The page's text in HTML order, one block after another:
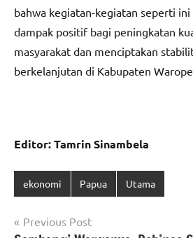
bahwa kegiatan-kegiatan seperti
dampak positif bagi peningkatan
masyarakat dan menciptakan
berkelanjutan di Kabupaten
Editor: Tamrin Sinambela
ekonomi Papua Utama
Navigasi
Previous Post